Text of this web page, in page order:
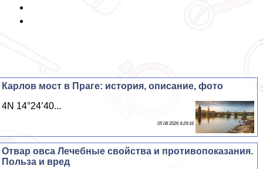
Карлов мост в Праге: история, описание, фото
4N 14°24’40...
05 08 2026 4:29:16
Отвар овса Лечебные свойства и противопоказания.
Польза и вред